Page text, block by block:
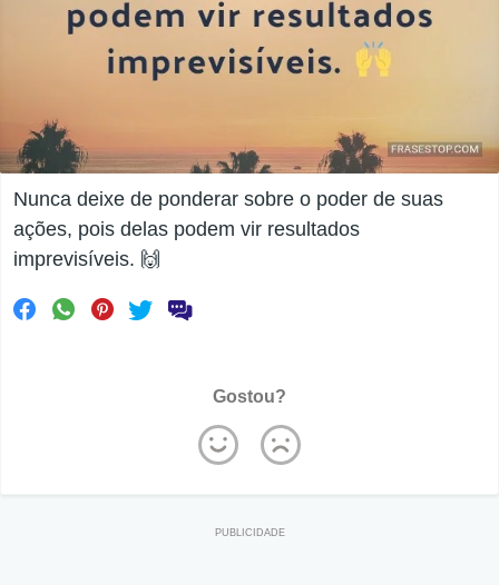
Nunca deixe de ponderar sobre o poder de suas
ações, pois delas podem vir resultados
imprevisíveis. 🙌
Gostou?